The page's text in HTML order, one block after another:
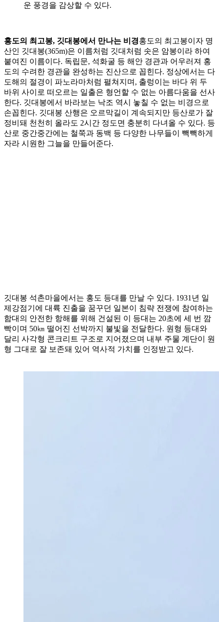
운 풍경을 감상할 수 있다.
홍도의 최고봉, 깃대봉에서 만나는 비경홍도의 최고봉이자 명
산인 깃대봉(365m)은 이름처럼 깃대처럼 솟은 암봉이라 하여
붙여진 이름이다. 독립문, 석화굴 등 해안 경관과 어우러져 홍
도의 수려한 경관을 완성하는 진산으로 꼽힌다. 정상에서는 다
도해의 절경이 파노라마처럼 펼쳐지며, 출렁이는 바다 위 두
바위 사이로 떠오르는 일출은 형언할 수 없는 아름다움을 선사
한다. 깃대봉에서 바라보는 낙조 역시 놓칠 수 없는 비경으로
손꼽힌다. 깃대봉 산행은 오르막길이 계속되지만 등산로가 잘
정비돼 천천히 올라도 2시간 정도면 충분히 다녀올 수 있다. 등
산로 중간중간에는 철쭉과 동백 등 다양한 나무들이 빽빽하게
자라 시원한 그늘을 만들어준다.
깃대봉 석촌마을에서는 홍도 등대를 만날 수 있다. 1931년 일
제강점기에 대륙 진출을 꿈꾸던 일본이 침략 전쟁에 참여하는
함대의 안전한 항해를 위해 건설된 이 등대는 20초에 세 번 깜
빡이며 50㎞ 떨어진 선박까지 불빛을 전달한다. 원형 등대와
달리 사각형 콘크리트 구조로 지어졌으며 내부 주물 계단이 원
형 그대로 잘 보존돼 있어 역사적 가치를 인정받고 있다.